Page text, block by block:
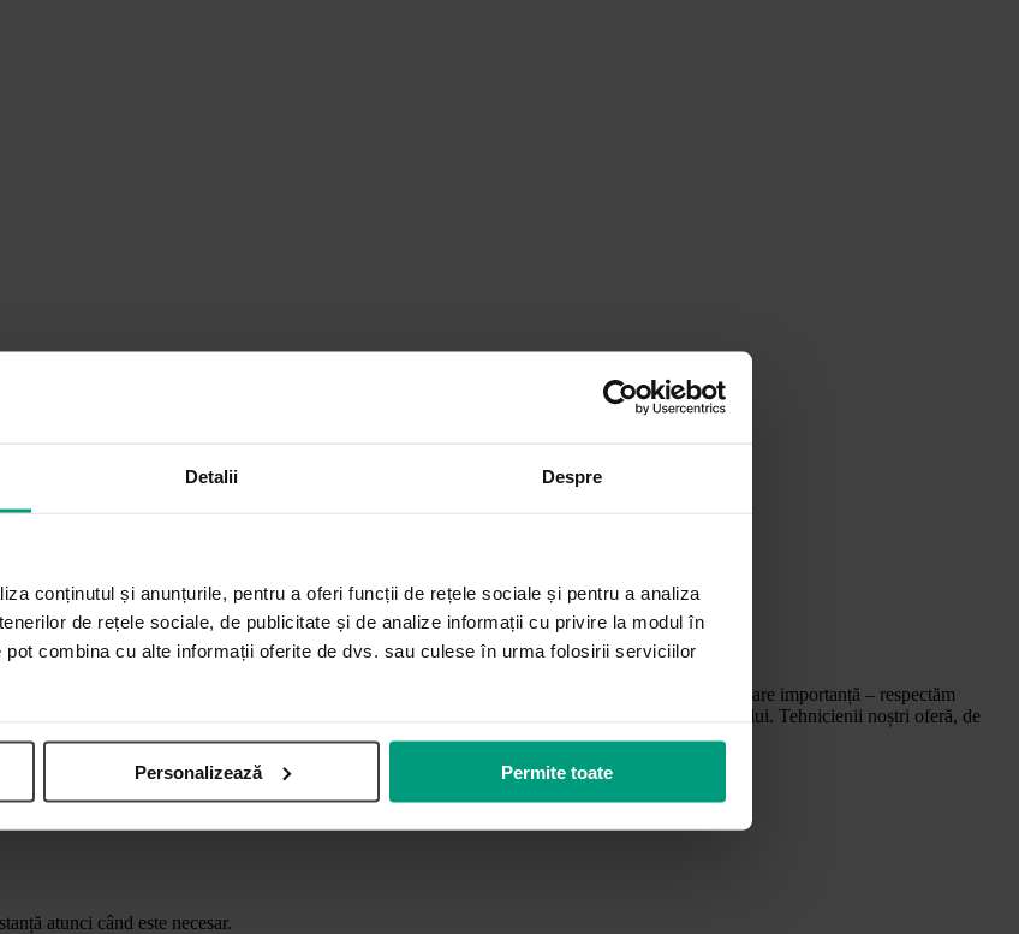
Detalii Despre
conținutul și anunțurile, pentru a oferi funcții de rețele sociale și pentru a analiza
de rețele sociale, de publicitate și de analize informații cu privire la modul în
combina cu alte informații oferite de dvs. sau culese în urma folosirii serviciilor
Personalizează Permite toate
și cu tehnicienii partenerilor complet instruiți și certificați. Conformitatea este de cea mai mare importanță – respectăm
complete, all-inclusive și personalizate pentru clienți, inclusiv asistență la distanță și la fața locului. Tehnicienii noștri oferă, de
urilor noastre.
include, dar nu se limitează la:
atunci când este necesar.